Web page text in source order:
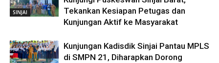
SINJAI
Tekankan Kesiapan Petugas dan
Kunjungan Aktif ke Masyarakat
Kunjungan Kadisdik Sinjai Pantau MPLS
di SMPN 21, Diharapkan Dorong